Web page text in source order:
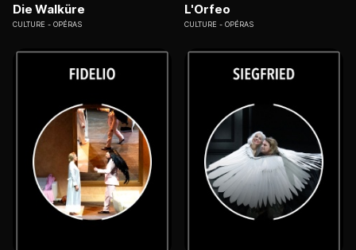
Die Walküre
CULTURE OPÉRAS
L'Orfeo
CULTURE OPÉRAS